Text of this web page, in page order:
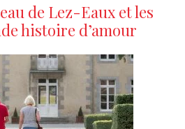
de Lez-Eaux et les
histoire d’amour